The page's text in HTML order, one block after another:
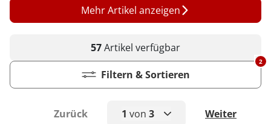
Mehr Artikel anzeigen
57Artikel verfügbar
Zurück 1 von 3 Weiter
Filtern & Sortieren
2